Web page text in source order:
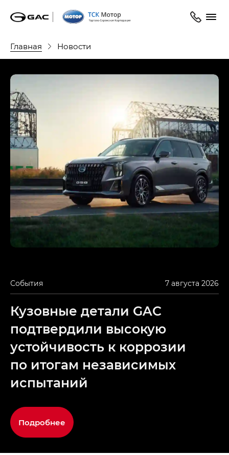
Главная Новости
События 7 августа 2026
Кузовные детали GAC
подтвердили высокую
устойчивость к коррозии
по итогам независимых
испытаний
Подробнее